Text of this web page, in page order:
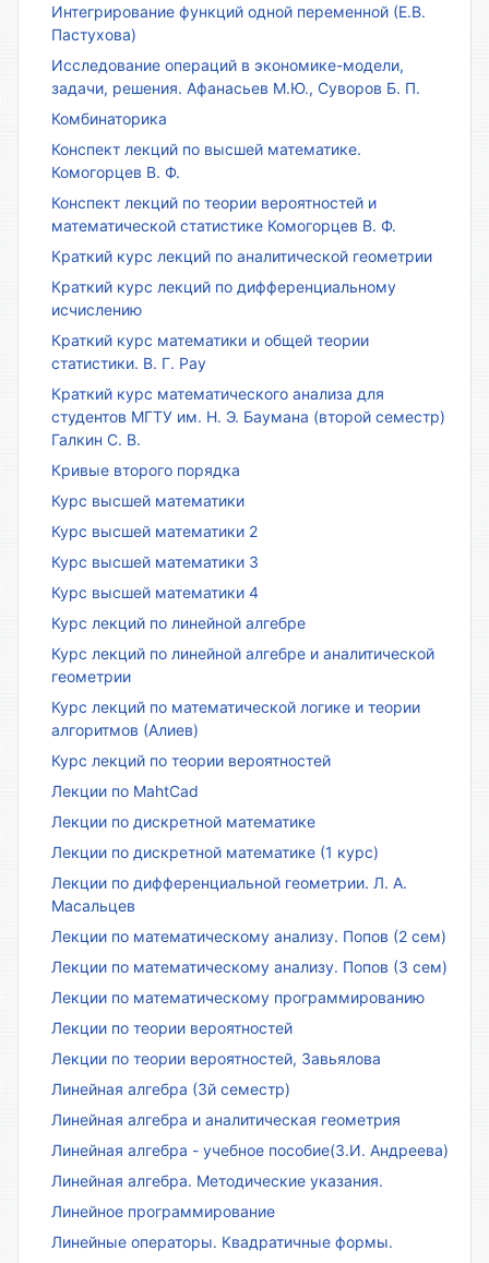
Интегрирование функций одной переменной (Е.В.
Пастухова)
Исследование операций в экономике-модели,
задачи, решения. Афанасьев М.Ю., Суворов Б. П.
Комбинаторика
Конспект лекций по высшей математике.
Комогорцев В. Ф.
Конспект лекций по теории вероятностей и
математической статистике Комогорцев В. Ф.
Краткий курс лекций по аналитической геометрии
Краткий курс лекций по дифференциальному
исчислению
Краткий курс математики и общей теории
статистики. В. Г. Рау
Краткий курс математического анализа для
студентов МГТУ им. Н. Э. Баумана (второй семестр)
Галкин С. В.
Кривые второго порядка
Курс высшей математики
Курс высшей математики 2
Курс высшей математики 3
Курс высшей математики 4
Курс лекций по линейной алгебре
Курс лекций по линейной алгебре и аналитической
геометрии
Курс лекций по математической логике и теории
алгоритмов (Алиев)
Курс лекций по теории вероятностей
Лекции по MahtCad
Лекции по дискретной математике
Лекции по дискретной математике (1 курс)
Лекции по дифференциальной геометрии. Л. А.
Масальцев
Лекции по математическому анализу. Попов (2 сем)
Лекции по математическому анализу. Попов (3 сем)
Лекции по математическому программированию
Лекции по теории вероятностей
Лекции по теории вероятностей, Завьялова
Линейная алгебра (3й семестр)
Линейная алгебра и аналитическая геометрия
Линейная алгебра - учебное пособие(З.И. Андреева)
Линейная алгебра. Методические указания.
Линейное программирование
Линейные операторы. Квадратичные формы.